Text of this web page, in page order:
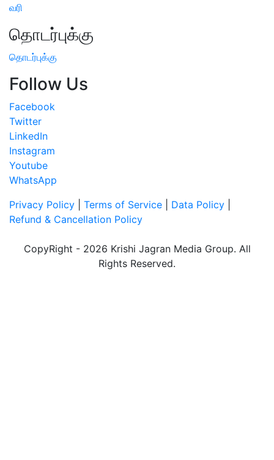
வரி
தொடர்புக்கு
தொடர்புக்கு
Follow Us
Facebook
Twitter
LinkedIn
Instagram
Youtube
WhatsApp
Privacy Policy
Terms of Service Data Policy
Refund & Cancellation Policy
CopyRight - 2026 Krishi Jagran Media Group. All
Rights Reserved.